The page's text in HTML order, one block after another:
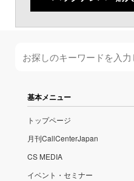
基本メニュー
トップページ
月刊CallCenterJapan
CS MEDIA
イベント・セミナー